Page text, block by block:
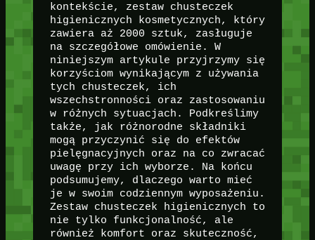
kontekście, zestaw chusteczek
higienicznych kosmetycznych, który
zawiera aż 2000 sztuk, zasługuje
na szczegółowe omówienie. W
niniejszym artykule przyjrzymy się
korzyściom wynikającym z używania
tych chusteczek, ich
wszechstronności oraz zastosowaniu
w różnych sytuacjach. Podkreślimy
także, jak różnorodne składniki
mogą przyczynić się do efektów
pielęgnacyjnych oraz na co zwracać
uwagę przy ich wyborze. Na końcu
podsumujemy, dlaczego warto mieć
je w swoim codziennym wyposażeniu.
Zestaw chusteczek higienicznych to
nie tylko funkcjonalność, ale
również komfort oraz skuteczność,